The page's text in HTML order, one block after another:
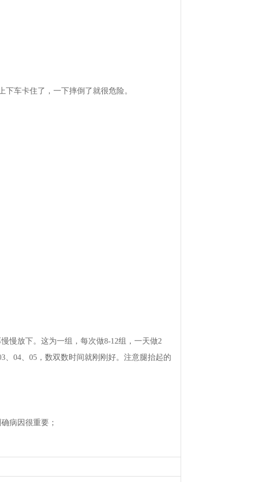
车卡住了，一下摔倒了就很危险。
放下。这为一组，每次做8-12组，一天做2
、04、05，数双数时间就刚刚好。注意腿抬起的
病因很重要；